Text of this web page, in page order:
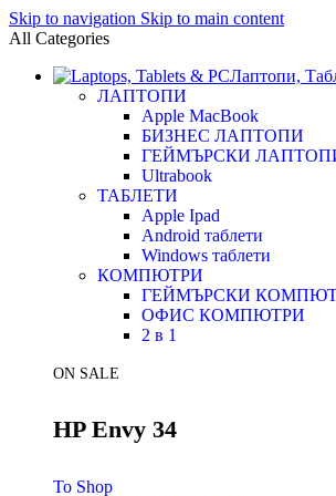
Skip to navigation Skip to main content
All Categories
Лаптопи,
ЛАПТОПИ
Apple MacBook
БИЗНЕС ЛАПТОПИ
ГЕЙМЪРСКИ
Ultrabook
ТАБЛЕТИ
Apple Ipad
Android таблети
Windows таблети
КОМПЮТРИ
ГЕЙМЪРСКИ
ОФИС КОМПЮТРИ
2 в 1
ON SALE
HP Envy 34
To Shop